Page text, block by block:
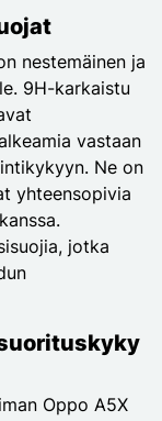
nestemäinen ja
9H-karkaistu
vastaan
Ne on
yhteensopivia
jotka
Oppo A5X